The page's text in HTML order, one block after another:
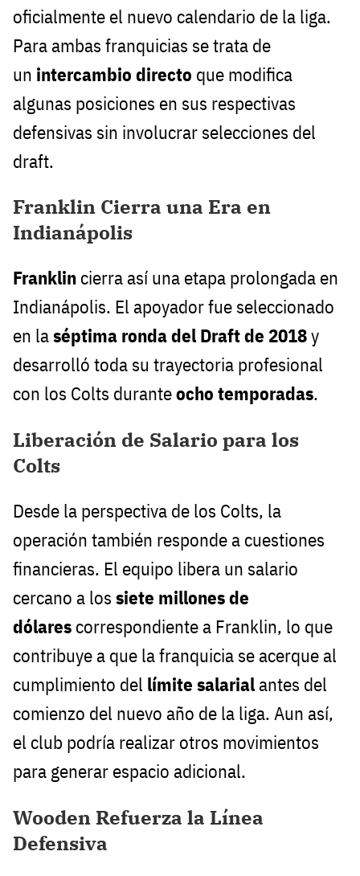
oficialmente el nuevo calendario de la liga.
Para ambas franquicias se trata de
un intercambio directo que modifica
algunas posiciones en sus respectivas
defensivas sin involucrar selecciones del
draft.
Franklin Cierra una Era en
Indianápolis
Franklin cierra así una etapa prolongada en
Indianápolis. El apoyador fue seleccionado
en laséptima ronda del Draft de 2018y
desarrolló toda su trayectoria profesional
con los Colts duranteocho temporadas.
Liberación de Salario para los
Colts
Desde la perspectiva de los Colts, la
operación también responde a cuestiones
financieras. El equipo libera un salario
cercano a los siete millones de
dólares correspondiente a Franklin, lo que
contribuye a que la franquicia se acerque al
cumplimiento del límite salarial antes del
comienzo del nuevo año de la liga. Aun así,
el club podría realizar otros movimientos
para generar espacio adicional.
Wooden Refuerza la Línea
Defensiva